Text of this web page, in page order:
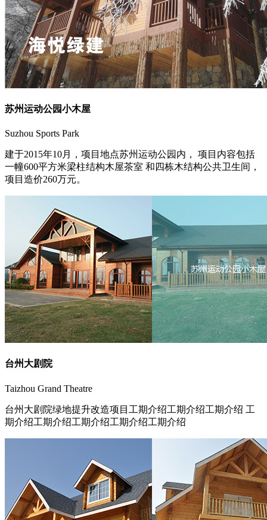
苏州运动公园小木屋
Suzhou Sports Park
建于2015年10月，项目地点苏州运动公园内， 项目内容包括
一幢600平方米梁柱结构木屋茶室 和四栋木结构公共卫生间，
项目造价260万元。
台州大剧院
Taizhou Grand Theatre
台州大剧院绿地提升改造项目工期介绍工期介绍工期介绍 工
期介绍工期介绍工期介绍工期介绍工期介绍